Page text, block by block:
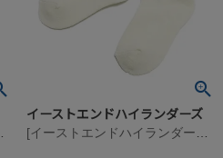
イーストエンドハイランダーズ